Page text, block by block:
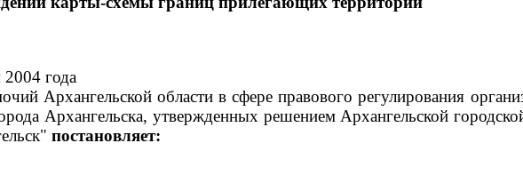
2004 года
Архангельской области в сфере правового регулирования
Архангельска, утвержденных решением Архангельской
постановляет: